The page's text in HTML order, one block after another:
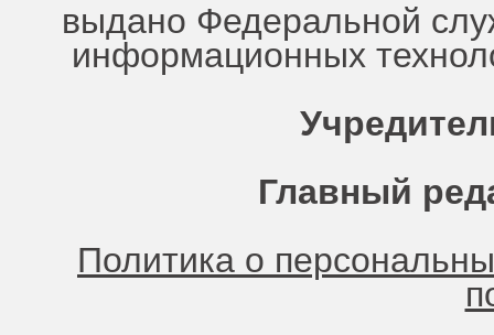
выдано Федеральной
информационных
Главный
Политика о